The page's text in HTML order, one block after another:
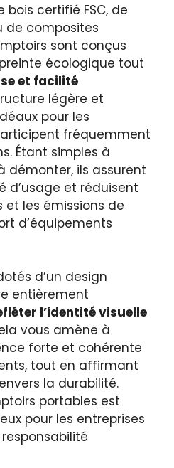
bois certifié FSC, de
de composites
sont conçus
écologique tout
et facilité
légère et
pour les
fréquemment
Étant simples à
démonter, ils assurent
d’usage et réduisent
et les émissions de
d’équipements
d’un design
entièrement
l’identité visuelle
vous amène à
forte et cohérente
tout en affirmant
la durabilité.
portables est
pour les entreprises